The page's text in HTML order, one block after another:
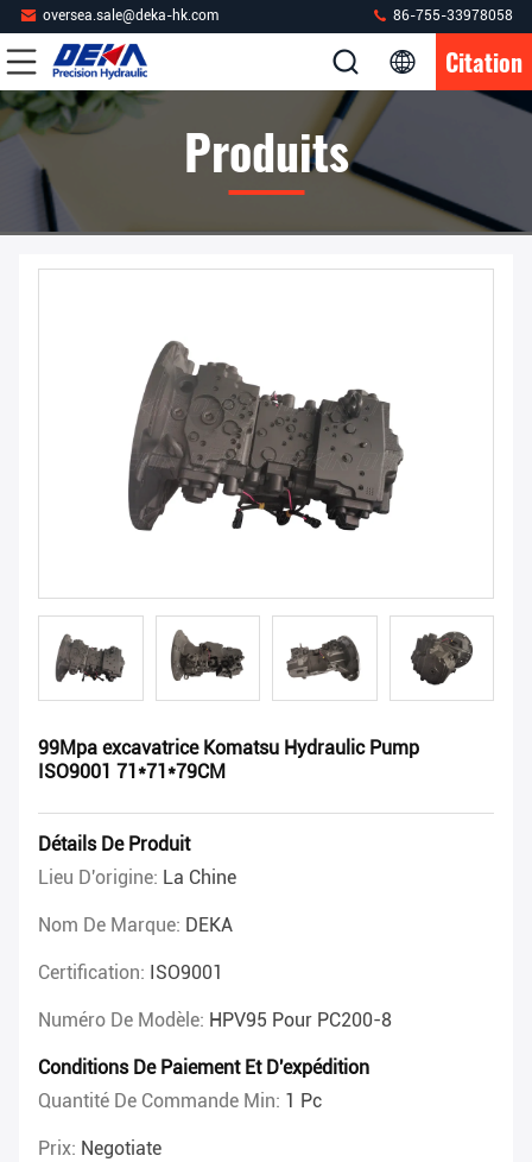
oversea.sale@deka-hk.com 86-755-33978058
Citation
Produits
99Mpa excavatrice Komatsu Hydraulic Pump
ISO9001 71*71*79CM
Détails De Produit
Lieu D'origine: La Chine
Nom De Marque: DEKA
Certification: ISO9001
Numéro De Modèle: HPV95 Pour PC200-8
Conditions De Paiement Et D'expédition
Quantité De Commande Min: 1 Pc
Prix: Negotiate